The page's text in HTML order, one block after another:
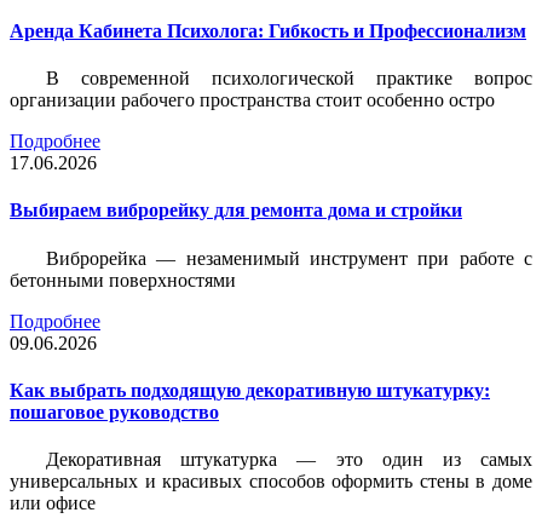
Аренда Кабинета Психолога: Гибкость и Профессионализм
В современной психологической практике вопрос
организации рабочего пространства стоит особенно остро
Подробнее
17.06.2026
Выбираем виброрейку для ремонта дома и стройки
Виброрейка — незаменимый инструмент при работе с
бетонными поверхностями
Подробнее
09.06.2026
Как выбрать подходящую декоративную штукатурку:
пошаговое руководство
Декоративная штукатурка — это один из самых
универсальных и красивых способов оформить стены в доме
или офисе